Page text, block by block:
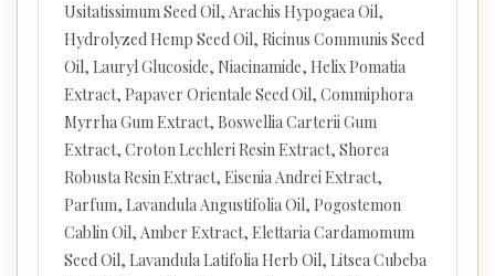
Usitatissimum Seed Oil, Arachis Hypogaea Oil,
Hydrolyzed Hemp Seed Oil, Ricinus Communis Seed
Oil, Lauryl Glucoside, Niacinamide, Helix Pomatia
Extract, Papaver Orientale Seed Oil, Commiphora
Myrrha Gum Extract, Boswellia Carterii Gum
Extract, Croton Lechleri Resin Extract, Shorea
Robusta Resin Extract, Eisenia Andrei Extract,
Parfum, Lavandula Angustifolia Oil, Pogostemon
Cablin Oil, Amber Extract, Elettaria Cardamomum
Seed Oil, Lavandula Latifolia Herb Oil, Litsea Cubeba